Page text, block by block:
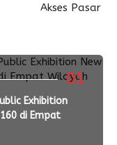
01
Exhibition
di Empat